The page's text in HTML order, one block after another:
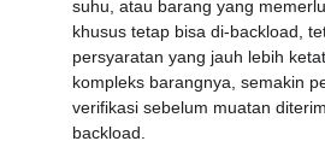
suhu, atau barang yang
khusus tetap bisa di-backload,
persyaratan yang jauh lebih
kompleks barangnya, semakin
verifikasi sebelum muatan
backload.